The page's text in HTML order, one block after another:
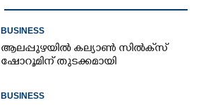
BUSINESS
ആലപ്പുഴയിൽ കല്യാൺ സിൽക്‌സ്
ഷോറൂമിന് തുടക്കമായി
BUSINESS